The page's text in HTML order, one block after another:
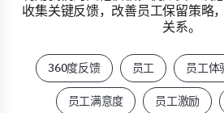
收集关键反馈，改善员工保留策略
关系。
360度反馈 员工 员工体
员工满意度 员工激励